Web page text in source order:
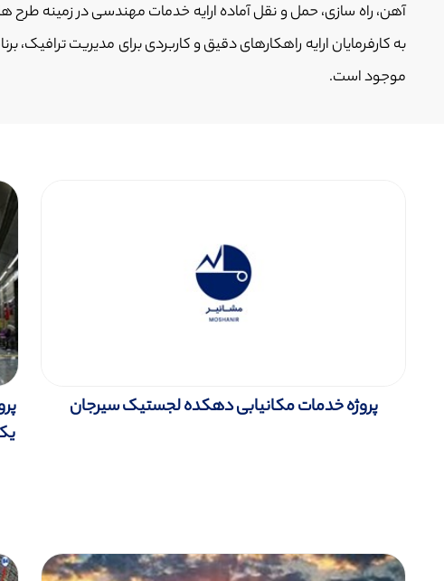
آهن، راه سازی، حمل و نقل آماده ارایه خدمات مهندسی در زمینه
به کارفرمایان ارایه راهکارهای دقیق و کاربردی برای مدیریت
موجود است.
پروژه خدمات مکانیابی دهکده لجستیک سیرجان